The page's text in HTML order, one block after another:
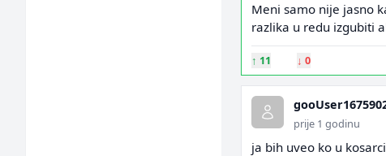
Meni samo nije jasno
razlika u redu izgubiti
↑ 11 ↓ 0
prije 1 godinu
ja bih uveo ko u